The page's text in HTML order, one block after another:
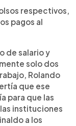
respectivos,
pagos al
de salario y
solo dos
Rolando
que ese
para que las
instituciones
a los